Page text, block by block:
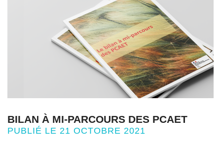
BILAN À MI-PARCOURS DES PCAET
PUBLIÉ LE 21 OCTOBRE 2021